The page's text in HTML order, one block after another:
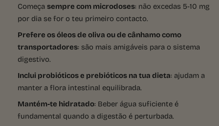
Começasempre com microdoses: não excedas 5-10 mg
por dia se for o teu primeiro contacto.
Prefere os óleos de oliva ou de cânhamo como
transportadores: são mais amigáveis para o sistema
digestivo.
Inclui probióticos e prebióticos na tua dieta: ajudam a
manter a flora intestinal equilibrada.
Mantém-te hidratado: Beber água suficiente é
fundamental quando a digestão é perturbada.